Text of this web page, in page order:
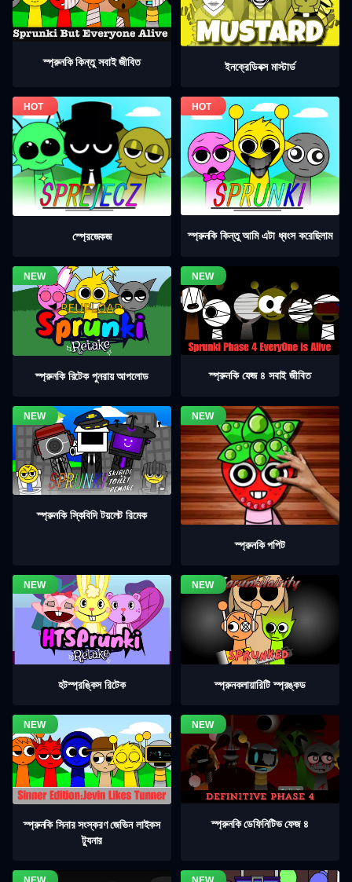
স্প্রুনকি কিন্তু সবাই জীবিত ইনক্রেডিবক্স মাস্টার্ড
স্প্রেজেকজ স্প্রুনকি কিন্তু আমি এটা ধ্বংস করেছিলাম
স্প্রুনকি রিটেক পুনরায় আপলোড স্প্রুনকি ফেজ ৪ সবাই জীবিত
স্প্রুনকি স্কিবিদি টয়লেট রিমেক
স্প্রুনকি পপিট
হটস্প্রঙ্কিস রিটেক স্প্রুনকলায়ারিটি স্প্রঙ্কড
স্প্রুনকি সিনার সংস্করণ জেভিন লাইকস
ট্যুনার
স্প্রুনকি ডেফিনিটিভ ফেজ ৪